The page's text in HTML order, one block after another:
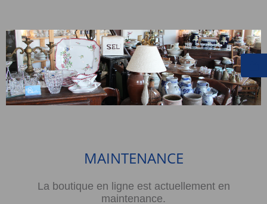
MAINTENANCE
La boutique en ligne est actuellement en
maintenance.